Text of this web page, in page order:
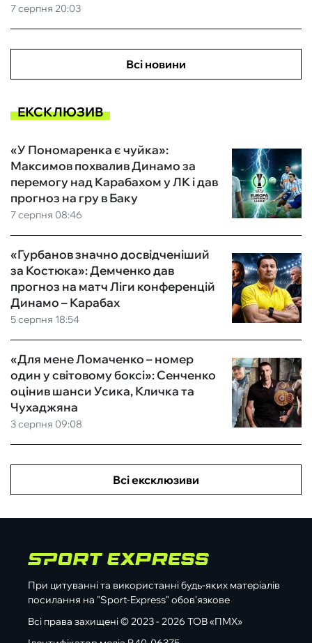
7 серпня 20:03
Всі новини
ЕКСКЛЮЗИВ
7 серпня 08:46
«У Пономаренка є чуйка»:
Максимов похвалив Динамо за
перемогу над Карабахом у ЛК і дав
прогноз на гру в Баку
5 серпня 18:54
«Гурбанов значно досвідченіший
за Костюка»: Демченко дав
прогноз на матч Ліги конференцій
Динамо – Карабах
3 серпня 09:08
«Для мене Ломаченко – номер
один у світовому боксі»: Сенченко
оцінив шанси Усика, Кличка та
Чухаджяна
Всі ексклюзиви
При цитуванні та використанні будь-яких матеріалів
посилання на "Sport-Express" обов'язкове
Всі права захищені © 2023 - 2026 ТОВ «ПМХ»